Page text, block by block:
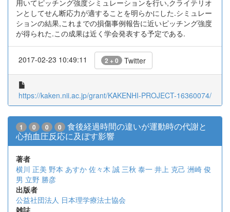
用いてピッチング強度シミュレーションを行い,クライテリオ
ンとしてせん断応力が適することを明らかにした.シミュレー
ションの結果,これまでの損傷事例報告に近いピッチング強度
が得られた.この成果は近く学会発表する予定である.
2017-02-23 10:49:11 2 + 0 Twitter
https://kaken.nii.ac.jp/grant/KAKENHI-PROJECT-16360074/
1 0 0 0
食後経過時間の違いが運動時の代謝と
心拍血圧反応に及ぼす影響
著者
横川 正美 野本 あすか 佐々木 誠 三秋 泰一 井上 克己 洲崎 俊
男 立野 勝彦
出版者
公益社団法人 日本理学療法士協会
雑誌